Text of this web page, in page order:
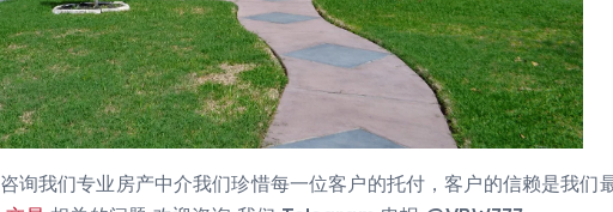
询我们专业房产中介我们珍惜每一位客户的托付，客户的信赖是我们